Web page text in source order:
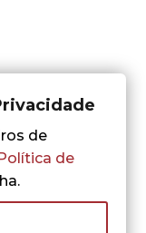
de
Política de